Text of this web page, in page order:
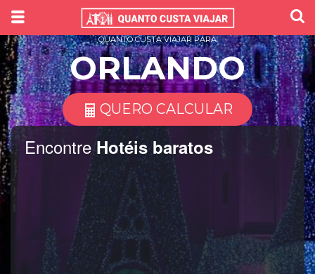
EncontreHotéis baratos
QUANTO CUSTA VIAJAR PARA
ORLANDO
QUERO CALCULAR